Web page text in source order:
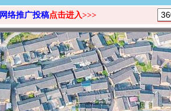
网络推广投稿点击进入>>>